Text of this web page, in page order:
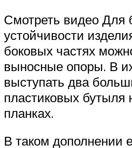
Смотреть видео Для
устойчивости
боковых частях
выносные опоры. В
выступать два
пластиковых бутыля
планках.
В таком дополнении